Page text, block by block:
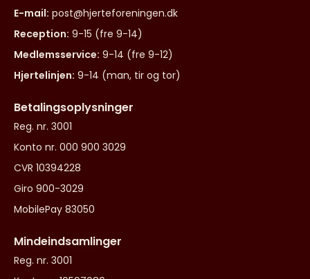
E-mail: post@hjerteforeningen.dk
Reception: 9-15 (fre 9-14)
Medlemsservice: 9-14 (fre 9-12)
Hjertelinjen: 9-14 (man, tir og tor)
Betalingsoplysninger
Reg. nr. 3001
Konto nr. 000 900 3029
CVR 10394228
Giro 900-3029
MobilePay 83050
Mindeindsamlinger
Reg. nr. 3001